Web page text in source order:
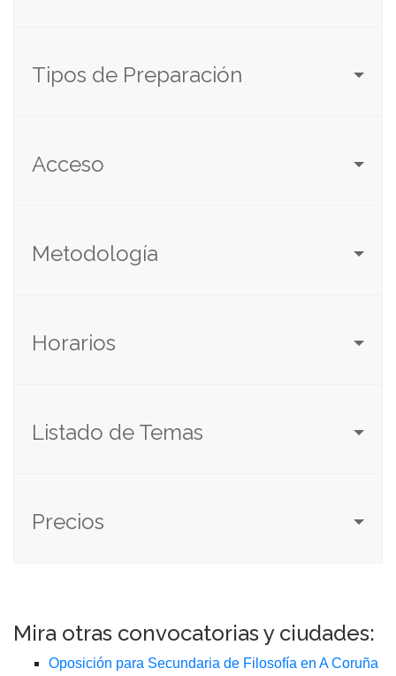
Tipos de Preparación
Acceso
Metodología
Horarios
Listado de Temas
Precios
Mira otras convocatorias y ciudades:
Oposición para Secundaria de Filosofía en A Coruña